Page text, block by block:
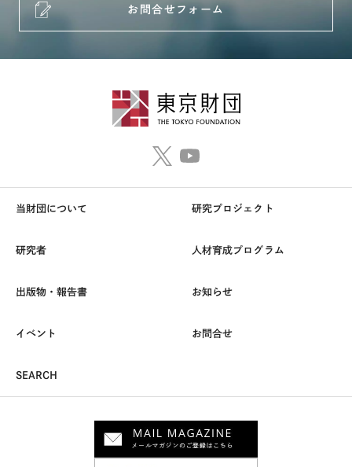
お問合せフォーム
当財団について 研究プロジェクト
研究者 人材育成プログラム
出版物・報告書 お知らせ
イベント お問合せ
SEARCH